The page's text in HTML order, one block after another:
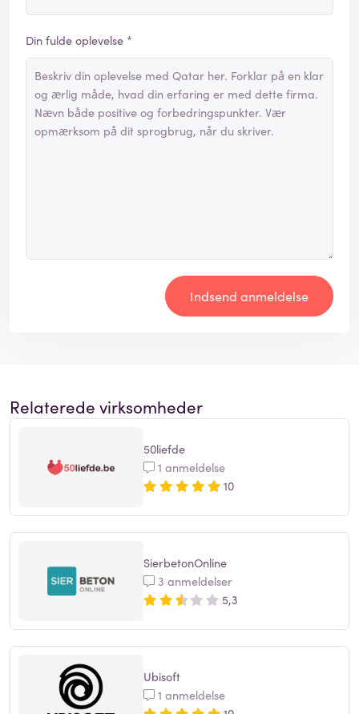
Din fulde oplevelse *
Indsend anmeldelse
Relaterede virksomheder
50liefde
1 anmeldelse
10
SierbetonOnline
3 anmeldelser
5,3
Ubisoft
1 anmeldelse